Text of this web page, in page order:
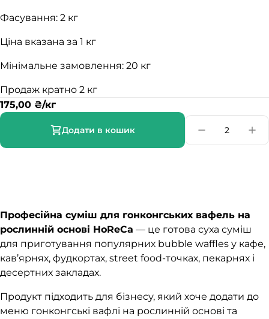
Фасування: 2 кг
Ціна вказана за 1 кг
Мінімальне замовлення: 20 кг
Продаж кратно 2 кг
175,00 ₴/кг
Додати в кошик
Професійна суміш для гонконгських вафель на
рослинній основі HoReCa — це готова суха суміш
для приготування популярних bubble waffles у кафе,
кав’ярнях, фудкортах, street food-точках, пекарнях і
десертних закладах.
Продукт підходить для бізнесу, який хоче додати до
меню гонконгські вафлі на рослинній основі та